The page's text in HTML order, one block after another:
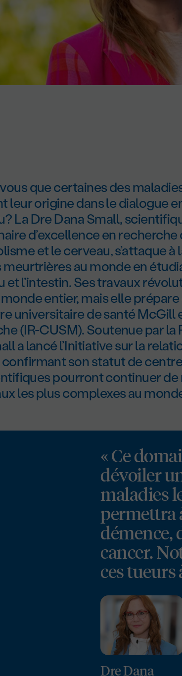
que certaines des
leur origine dans le dialogue
La Dre Dana Small,
d’excellence en recherche
et le cerveau, s’attaque à
meurtrières au monde en
et l’intestin. Ses travaux
entier, mais elle
universitaire de santé McGill
(IR-CUSM). Soutenue par la
a lancé l’Initiative sur la
son statut de
pourront continuer
les plus complexes au
« Ce
dévoiler
maladies
permettra
démence,
cancer.
ces tueurs
Dre Dana